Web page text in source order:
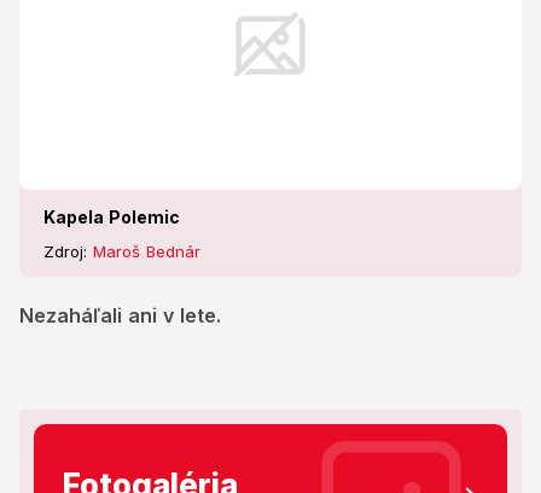
Kapela Polemic
Zdroj: Maroš Bednár
Nezaháľali ani v lete.
Fotogaléria